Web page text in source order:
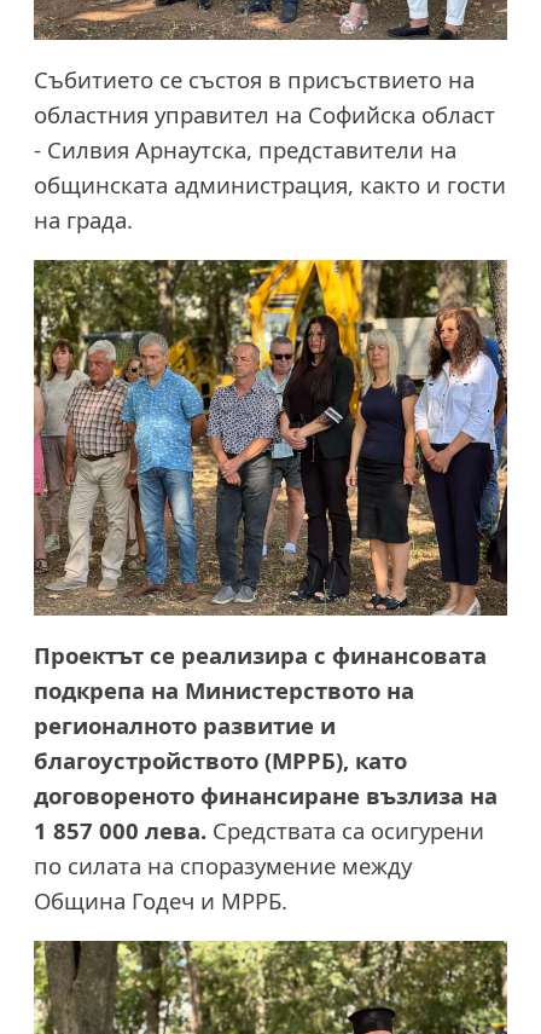
Събитието се състоя в присъствието на
областния управител на Софийска област
- Силвия Арнаутска, представители на
общинската администрация, както и гости
на града.
Проектът се реализира с финансовата
подкрепа на Министерството на
регионалното развитие и
благоустройството (МРРБ), като
договореното финансиране възлиза на
1 857 000 лева. Средствата са осигурени
по силата на споразумение между
Община Годеч и МРРБ.